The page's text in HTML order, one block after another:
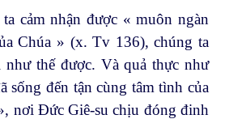
cảm nhận được « muôn ngàn
Chúa » (x. Tv 136), chúng ta
thế được. Và quả thực như
sống đến tận cùng tâm tình của
nơi Đức Giê-su chịu đóng đinh